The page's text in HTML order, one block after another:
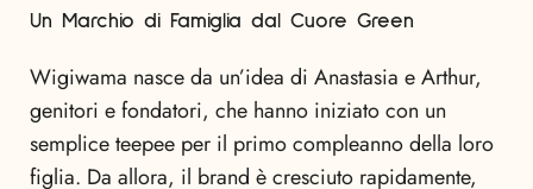
Un Marchio di Famiglia dal Cuore Green
Wigiwama nasce da un’idea di Anastasia e Arthur,
genitori e fondatori, che hanno iniziato con un
semplice teepee per il primo compleanno della loro
figlia. Da allora, il brand è cresciuto rapidamente,